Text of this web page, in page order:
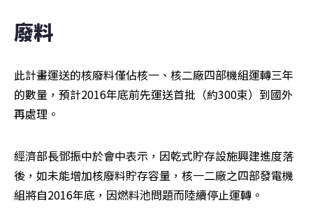
廢料
此計畫運送的核廢料僅佔核一、核二廠四部機組運轉三年
的數量，預計2016年底前先運送首批（約300束）到國外
再處理。
經濟部長鄧振中於會中表示，因乾式貯存設施興建進度落
後，如未能增加核廢料貯存容量，核一二廠之四部發電機
組將自2016年底，因燃料池問題而陸續停止運轉。